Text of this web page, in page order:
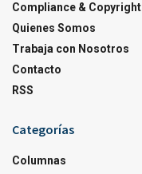
Compliance & Copyright
Quienes Somos
Trabaja con Nosotros
Contacto
RSS
Categorías
Columnas